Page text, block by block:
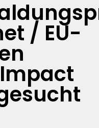
/ EU-